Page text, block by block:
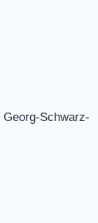
Georg-Schwarz-